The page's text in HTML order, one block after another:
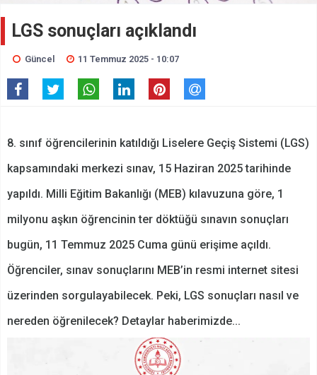
LGS sonuçları açıklandı
Güncel 11 Temmuz 2025 - 10:07
8. sınıf öğrencilerinin katıldığı Liselere Geçiş Sistemi (LGS)
kapsamındaki merkezi sınav, 15 Haziran 2025 tarihinde
yapıldı. Milli Eğitim Bakanlığı (MEB) kılavuzuna göre, 1
milyonu aşkın öğrencinin ter döktüğü sınavın sonuçları
bugün, 11 Temmuz 2025 Cuma günü erişime açıldı.
Öğrenciler, sınav sonuçlarını MEB’in resmi internet sitesi
üzerinden sorgulayabilecek. Peki, LGS sonuçları nasıl ve
nereden öğrenilecek? Detaylar haberimizde...